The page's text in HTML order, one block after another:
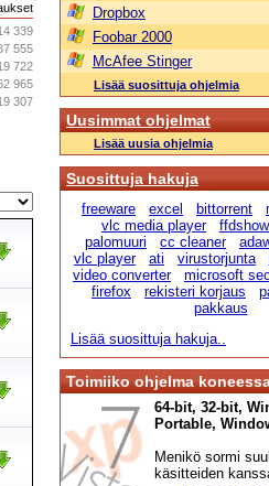
339
555
722
965
307
Dropbox
Foobar 2000
McAfee Stinger
Lisää suosittuja ohjelmia
Uusimmat ohjelmat
Lisää uusia ohjelmia
Suosittuja hakuja
freeware excel bittorrent
vlc media player
palomuuri
cc cleaner
vlc player
ati virustorjunta
video converter
microsoft
firefox
rekisteri korjaus
pakkaus
Lisää suosittuja hakuja..
Toimiiko ohjelma
64-bit, 32-bit,
Portable,
Menikö sormi
käsitteiden